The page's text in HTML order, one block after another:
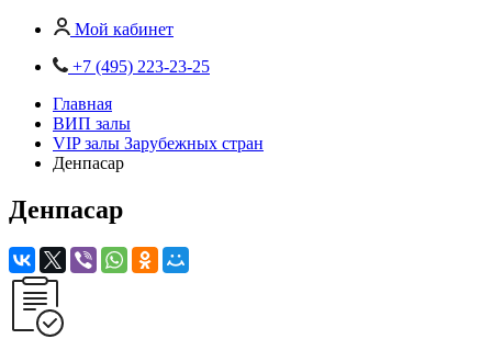
Мой кабинет
+7 (495) 223-23-25
Главная
ВИП залы
VIP залы Зарубежных стран
Денпасар
Денпасар